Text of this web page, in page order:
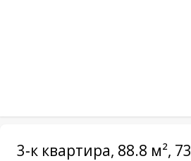
3-к квартира, 88.8 м²,